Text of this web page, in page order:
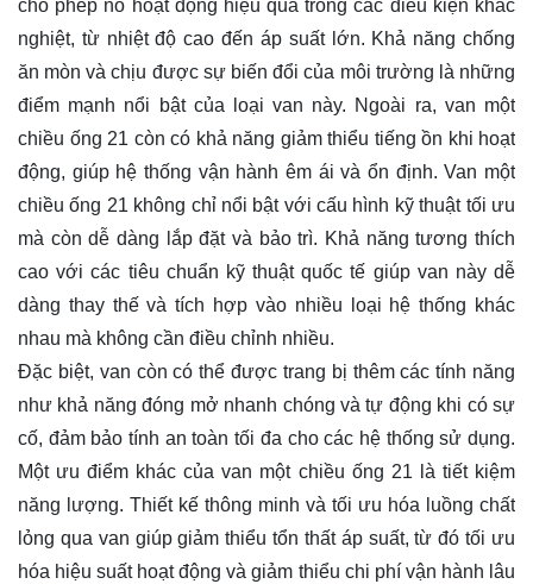
cho phép nó hoạt động hiệu quả trong các điều kiện khắc
nghiệt, từ nhiệt độ cao đến áp suất lớn. Khả năng chống
ăn mòn và chịu được sự biến đổi của môi trường là những
điểm mạnh nổi bật của loại van này. Ngoài ra, van một
chiều ống 21 còn có khả năng giảm thiểu tiếng ồn khi hoạt
động, giúp hệ thống vận hành êm ái và ổn định. Van một
chiều ống 21 không chỉ nổi bật với cấu hình kỹ thuật tối ưu
mà còn dễ dàng lắp đặt và bảo trì. Khả năng tương thích
cao với các tiêu chuẩn kỹ thuật quốc tế giúp van này dễ
dàng thay thế và tích hợp vào nhiều loại hệ thống khác
nhau mà không cần điều chỉnh nhiều.
Đặc biệt, van còn có thể được trang bị thêm các tính năng
như khả năng đóng mở nhanh chóng và tự động khi có sự
cố, đảm bảo tính an toàn tối đa cho các hệ thống sử dụng.
Một ưu điểm khác của van một chiều ống 21 là tiết kiệm
năng lượng. Thiết kế thông minh và tối ưu hóa luồng chất
lỏng qua van giúp giảm thiểu tổn thất áp suất, từ đó tối ưu
hóa hiệu suất hoạt động và giảm thiểu chi phí vận hành lâu